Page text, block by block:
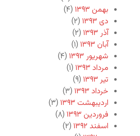
بهمن ۱۳۹۳
(۴)
دی ۱۳۹۳
(۲)
آذر ۱۳۹۳
(۲)
آبان ۱۳۹۳
(۱)
شهریور ۱۳۹۳
(۴)
مرداد ۱۳۹۳
(۱)
تیر ۱۳۹۳
(۹)
خرداد ۱۳۹۳
(۳)
اردیبهشت ۱۳۹۳
(۳)
فروردین ۱۳۹۳
(۸)
اسفند ۱۳۹۲
(۲)